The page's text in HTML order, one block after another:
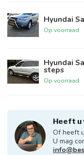
Hyundai
Op voorraad
Hyundai
steps
Op voorraad
Heeft u
Of heeft
U mag